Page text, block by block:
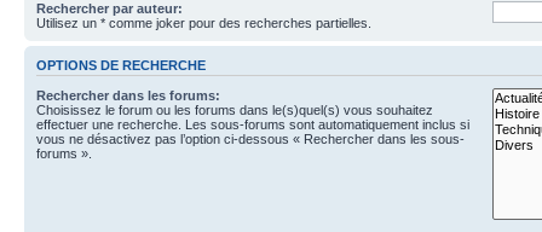
Rechercher par auteur:
Utilisez un * comme joker pour des recherches partielles.
OPTIONS DE RECHERCHE
Rechercher dans les forums:
Choisissez le forum ou les forums dans le(s)quel(s) vous souhaitez
effectuer une recherche. Les sous-forums sont automatiquement inclus si
vous ne désactivez pas l’option ci-dessous « Rechercher dans les sous-
forums ».